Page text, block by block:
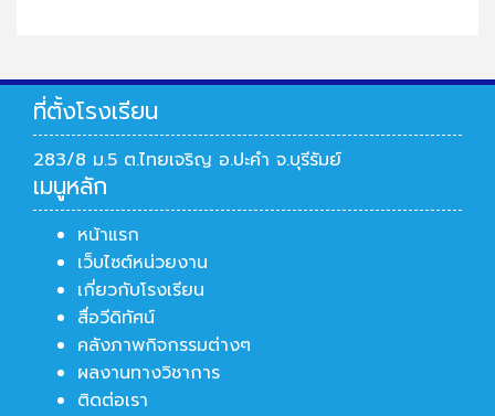
ที่ตั้งโรงเรียน
283/8 ม.5 ต.ไทยเจริญ อ.ปะคำ จ.บุรีรัมย์
เมนูหลัก
หน้าแรก
เว็บไซต์หน่วยงาน
เกี่ยวกับโรงเรียน
สื่อวีดิทัศน์
คลังภาพกิจกรรมต่างๆ
ผลงานทางวิชาการ
ติดต่อเรา